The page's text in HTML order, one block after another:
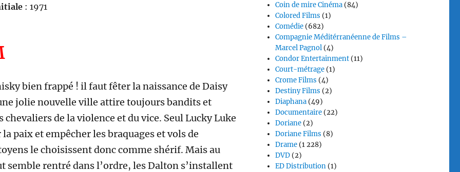
: 1971
bien frappé ! il faut fêter la naissance de Daisy
jolie nouvelle ville attire toujours bandits et
chevaliers de la violence et du vice. Seul Lucky Luke
paix et empêcher les braquages et vols de
le choisissent donc comme shérif. Mais au
semble rentré dans l’ordre, les Dalton s’installent
Coin de mire Cinéma (84)
Colored Films (1)
Comédie (682)
Compagnie Méditérranéenne de Films –
Marcel Pagnol (4)
Condor Entertainment (11)
Court-métrage (1)
Crome Films (4)
Destiny Films (2)
Diaphana (49)
Documentaire (22)
Doriane (2)
Doriane Films (8)
Drame (1 228)
DVD (2)
ED Distribution (1)